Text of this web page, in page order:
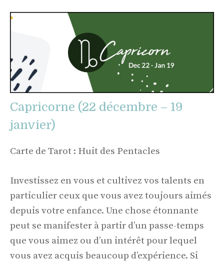
Capricorne (22 décembre – 19
janvier)
Carte de Tarot : Huit des Pentacles
Investissez en vous et cultivez vos talents en
particulier ceux que vous avez toujours aimés
depuis votre enfance. Une chose étonnante
peut se manifester à partir d’un passe-temps
que vous aimez ou d’un intérêt pour lequel
vous avez acquis beaucoup d’expérience. Si